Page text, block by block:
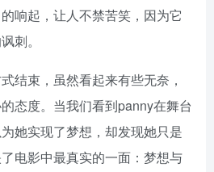
响起，让人不禁苦笑，因为它
刺。
结束，虽然看起来有些无奈，
态度。当我们看到panny在舞台
她实现了梦想，却发现她只是
电影中最真实的一面：梦想与